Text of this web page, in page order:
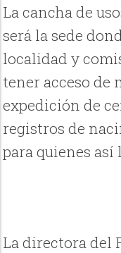
La cancha de
será la sede
localidad y
tener acceso de
expedición de
registros de
para quienes
La directora del